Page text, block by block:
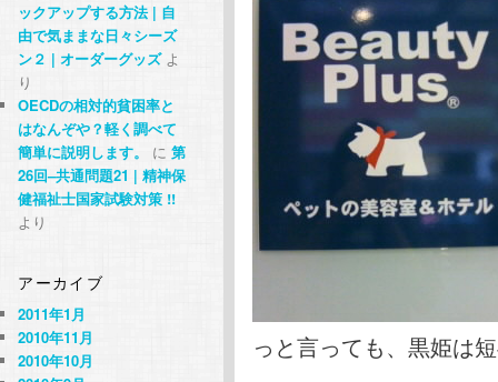
っと言っても、黒姫は
ックアップする方法 | 自
由で気ままな日々シーズ
ン２ | オーダーグッズよ
り
OECDの相対的貧困率と
はなんぞや？軽く調べて
簡単に説明します。
に第
26回–共通問題21 | 精神保
健福祉士国家試験対策 !!
より
アーカイブ
2011年1月
2010年11月
2010年10月